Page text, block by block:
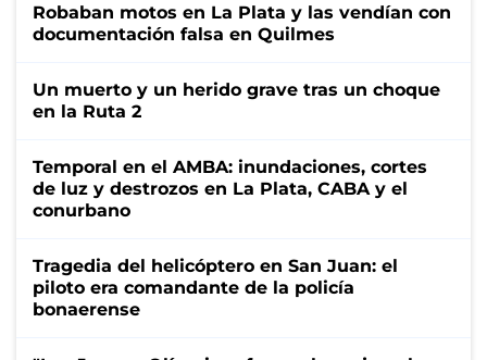
Robaban motos en La Plata y las vendían con
documentación falsa en Quilmes
Un muerto y un herido grave tras un choque
en la Ruta 2
Temporal en el AMBA: inundaciones, cortes
de luz y destrozos en La Plata, CABA y el
conurbano
Tragedia del helicóptero en San Juan: el
piloto era comandante de la policía
bonaerense